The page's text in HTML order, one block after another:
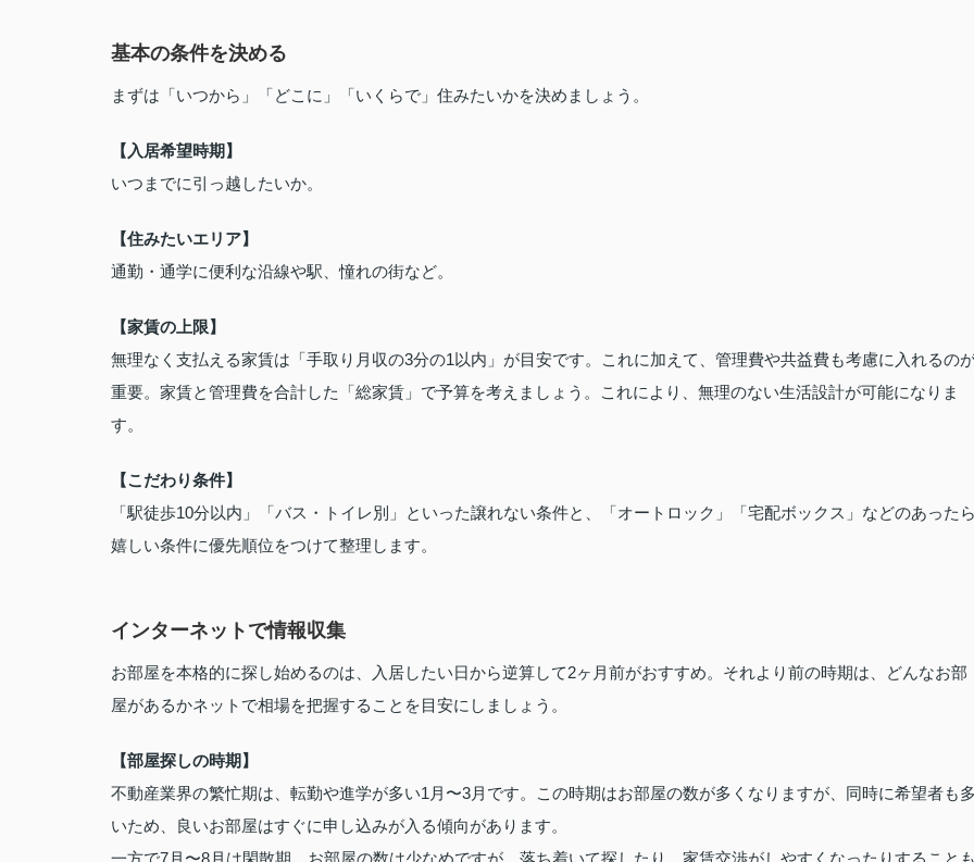
基本の条件を決める
まずは「いつから」「どこに」「いくらで」住みたいかを決めましょう。
【入居希望時期】
いつまでに引っ越したいか。
【住みたいエリア】
通勤・通学に便利な沿線や駅、憧れの街など。
【家賃の上限】
無理なく支払える家賃は「手取り月収の3分の1以内」が目安です。これに加えて、管理費や共益費も考慮に入れるの
重要。家賃と管理費を合計した「総家賃」で予算を考えましょう。これにより、無理のない生活設計が可能になりま
す。
【こだわり条件】
「駅徒歩10分以内」「バス・トイレ別」といった譲れない条件と、「オートロック」「宅配ボックス」などのあった
嬉しい条件に優先順位をつけて整理します。
インターネットで情報収集
お部屋を本格的に探し始めるのは、入居したい日から逆算して2ヶ月前がおすすめ。それより前の時期は、どんなお部
屋があるかネットで相場を把握することを目安にしましょう。
【部屋探しの時期】
不動産業界の繁忙期は、転勤や進学が多い1月〜3月です。この時期はお部屋の数が多くなりますが、同時に希望者も
いため、良いお部屋はすぐに申し込みが入る傾向があります。
一方で7月〜8月は閑散期。お部屋の数は少なめですが、落ち着いて探したり、家賃交渉がしやすくなったりすること